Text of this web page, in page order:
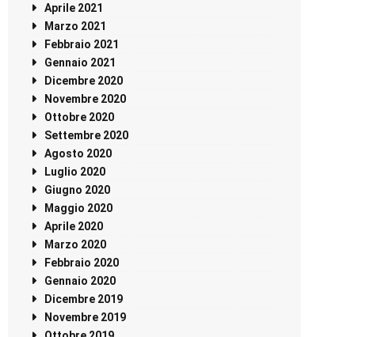
Aprile 2021
Marzo 2021
Febbraio 2021
Gennaio 2021
Dicembre 2020
Novembre 2020
Ottobre 2020
Settembre 2020
Agosto 2020
Luglio 2020
Giugno 2020
Maggio 2020
Aprile 2020
Marzo 2020
Febbraio 2020
Gennaio 2020
Dicembre 2019
Novembre 2019